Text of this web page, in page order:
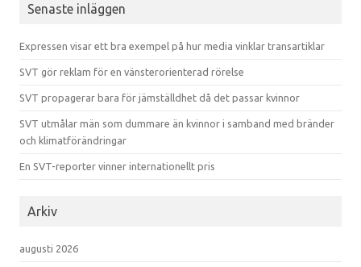
Senaste inläggen
Expressen visar ett bra exempel på hur media vinklar transartiklar
SVT gör reklam för en vänsterorienterad rörelse
SVT propagerar bara för jämställdhet då det passar kvinnor
SVT utmålar män som dummare än kvinnor i samband med bränder
och klimatförändringar
En SVT-reporter vinner internationellt pris
Arkiv
augusti 2026